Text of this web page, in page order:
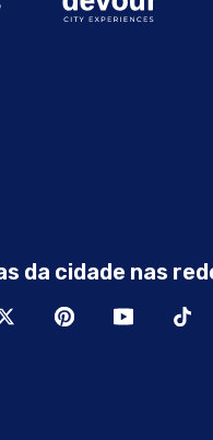
da cidade nas